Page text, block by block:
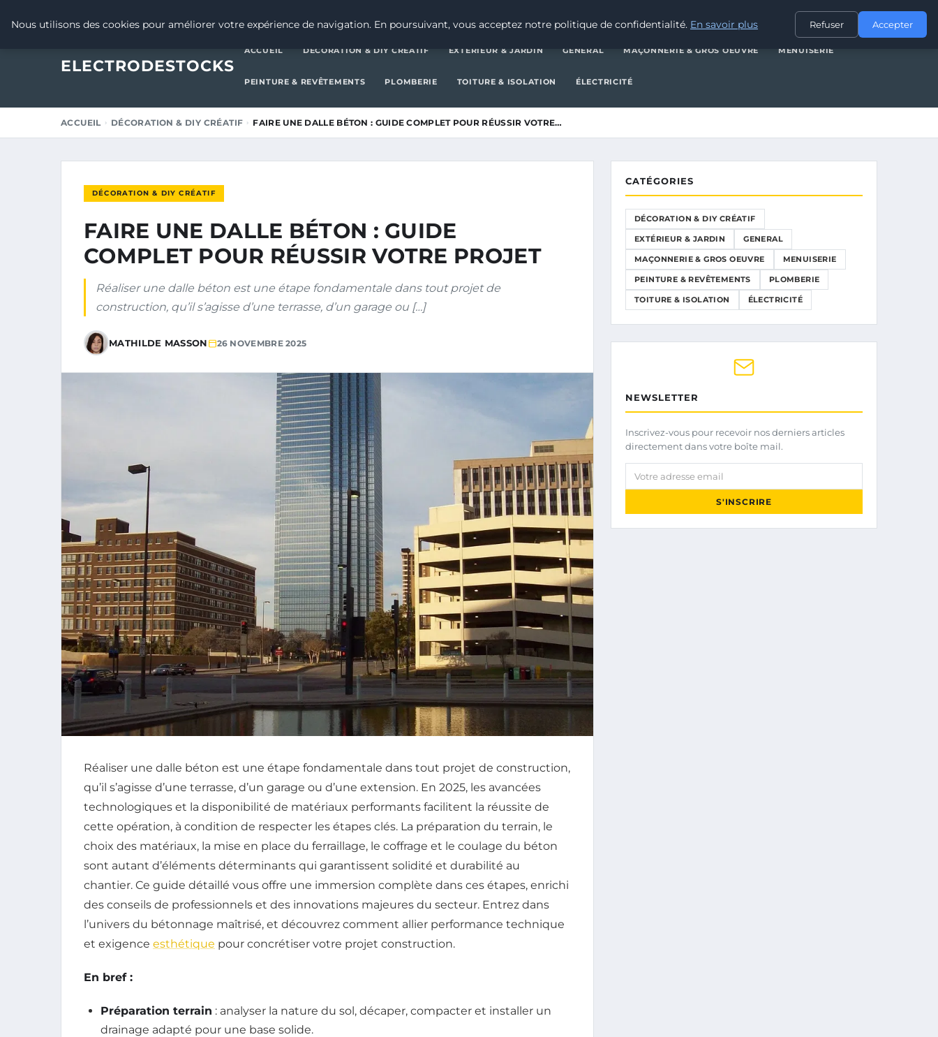
MAÇONNERIE & GROS OEUVRE
ELECTRODESTOCKS
ACCUEIL DÉCORATION & DIY CRÉATIF EXTÉRIEUR & JARDIN GENERAL MAÇONNERIE & GROS OEUVRE MENUISERIE
PEINTURE & REVÊTEMENTS PLOMBERIE TOITURE & ISOLATION ÉLECTRICITÉ
ACCUEIL DÉCORATION & DIY CRÉATIF FAIRE UNE DALLE BÉTON : GUIDE COMPLET POUR RÉUSSIR VOTRE…
DÉCORATION & DIY CRÉATIF
FAIRE UNE DALLE BÉTON : GUIDE
COMPLET POUR RÉUSSIR VOTRE PROJET
Réaliser une dalle béton est une étape fondamentale dans tout projet de
construction, qu’il s’agisse d’une terrasse, d’un garage ou […]
MATHILDE MASSON 26 NOVEMBRE 2025
Réaliser une dalle béton est une étape fondamentale dans tout projet de construction,
qu’il s’agisse d’une terrasse, d’un garage ou d’une extension. En 2025, les avancées
technologiques et la disponibilité de matériaux performants facilitent la réussite de
cette opération, à condition de respecter les étapes clés. La préparation du terrain, le
choix des matériaux, la mise en place du ferraillage, le coffrage et le coulage du béton
sont autant d’éléments déterminants qui garantissent solidité et durabilité au
chantier. Ce guide détaillé vous offre une immersion complète dans ces étapes, enrichi
des conseils de professionnels et des innovations majeures du secteur. Entrez dans
l’univers du bétonnage maîtrisé, et découvrez comment allier performance technique
et exigence esthétique pour concrétiser votre projet construction.
En bref :
Préparation terrain : analyser la nature du sol, décaper, compacter et installer un
drainage adapté pour une base solide.
CATÉGORIES
DÉCORATION & DIY CRÉATIF
EXTÉRIEUR & JARDIN GENERAL
MAÇONNERIE & GROS OEUVRE MENUISERIE
PEINTURE & REVÊTEMENTS PLOMBERIE
TOITURE & ISOLATION ÉLECTRICITÉ
NEWSLETTER
Inscrivez-vous pour recevoir nos derniers articles
directement dans votre boîte mail.
Votre adresse email
S'INSCRIRE
Nous utilisons des cookies pour améliorer votre expérience de navigation. En poursuivant, vous acceptez notre politique de confidentialité. En savoir plus Refuser Accepter